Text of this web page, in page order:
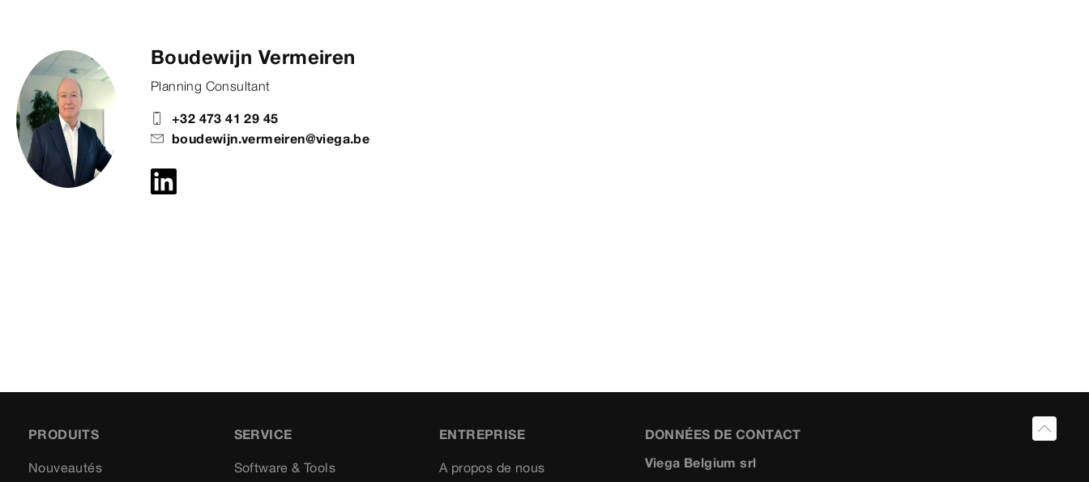
Boudewijn Vermeiren
Planning Consultant
+32 473 41 29 45
boudewijn.vermeiren@viega.be
PRODUITS
Nouveautés
SERVICE
Software & Tools
ENTREPRISE
A propos de nous
DONNÉES DE CONTACT
Viega Belgium srl